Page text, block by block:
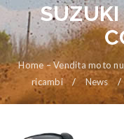
Home – Vendita moto
ricambi
/ News /